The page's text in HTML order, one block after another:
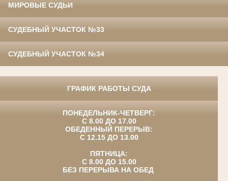
МИРОВЫЕ СУДЬИ
СУДЕБНЫЙ УЧАСТОК №33
СУДЕБНЫЙ УЧАСТОК №34
ГРАФИК РАБОТЫ СУДА
ПОНЕДЕЛЬНИК-ЧЕТВЕРГ:
С 8.00 ДО 17.00
ОБЕДЕННЫЙ ПЕРЕРЫВ:
С 12.15 ДО 13.00
ПЯТНИЦА:
С 8.00 ДО 15.00
БЕЗ ПЕРЕРЫВА НА ОБЕД